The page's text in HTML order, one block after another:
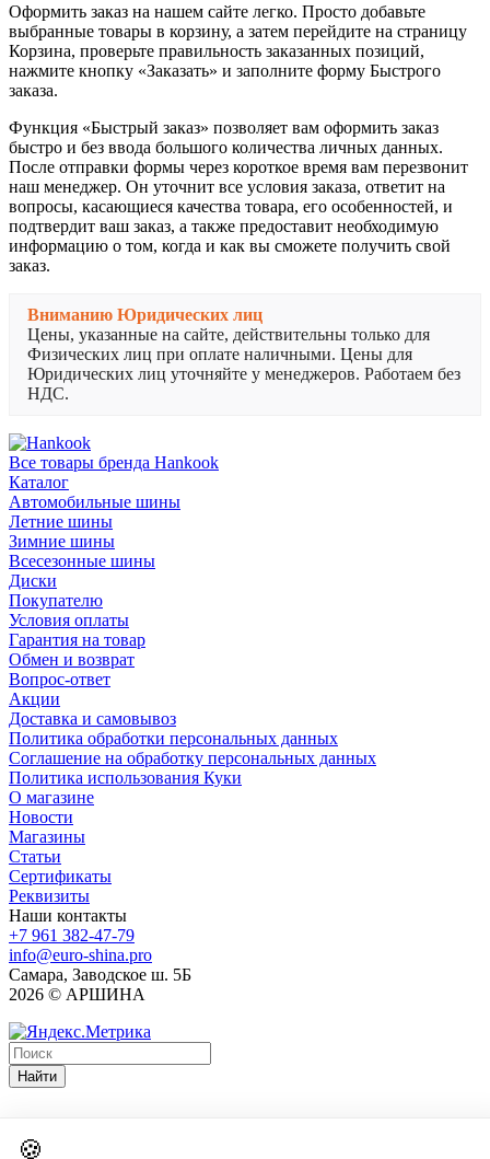
Оформить заказ на нашем сайте легко. Просто добавьте
выбранные товары в корзину, а затем перейдите на страницу
Корзина, проверьте правильность заказанных позиций,
нажмите кнопку «Заказать» и заполните форму Быстрого
заказа.
Функция «Быстрый заказ» позволяет вам оформить заказ
быстро и без ввода большого количества личных данных.
После отправки формы через короткое время вам перезвонит
наш менеджер. Он уточнит все условия заказа, ответит на
вопросы, касающиеся качества товара, его особенностей, и
подтвердит ваш заказ, а также предоставит необходимую
информацию о том, когда и как вы сможете получить свой
заказ.
Вниманию Юридических лиц
Цены, указанные на сайте, действительны только для
Физических лиц при оплате наличными. Цены для
Юридических лиц уточняйте у менеджеров. Работаем без
НДС.
Все товары бренда Hankook
Каталог
Автомобильные шины
Летние шины
Зимние шины
Всесезонные шины
Диски
Покупателю
Условия оплаты
Гарантия на товар
Обмен и возврат
Вопрос-ответ
Акции
Доставка и самовывоз
Политика обработки персональных данных
Соглашение на обработку персональных данных
Политика использования Куки
О магазине
Новости
Магазины
Статьи
Сертификаты
Реквизиты
Наши контакты
+7 961 382-47-79
info@euro-shina.pro
Самара, Заводское ш. 5Б
2026 © АРШИНА
Найти
🍪